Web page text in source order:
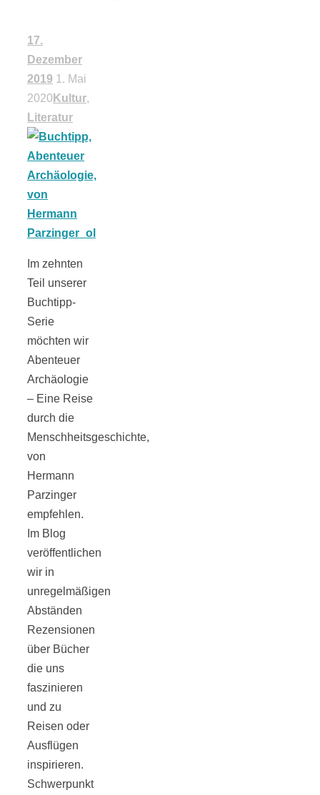
17.
Dezember
2019 1. Mai
2020 Kultur,
Literatur
Im zehnten
Teil unserer
Buchtipp-
Serie
möchten wir
Abenteuer
Archäologie
– Eine Reise
durch die
Menschheitsgeschichte,
von
Hermann
Parzinger
empfehlen.
Im Blog
veröffentlichen
wir in
unregelmäßigen
Abständen
Rezensionen
über Bücher
die uns
faszinieren
und zu
Reisen oder
Ausflügen
inspirieren.
Schwerpunkt
mit Zimt